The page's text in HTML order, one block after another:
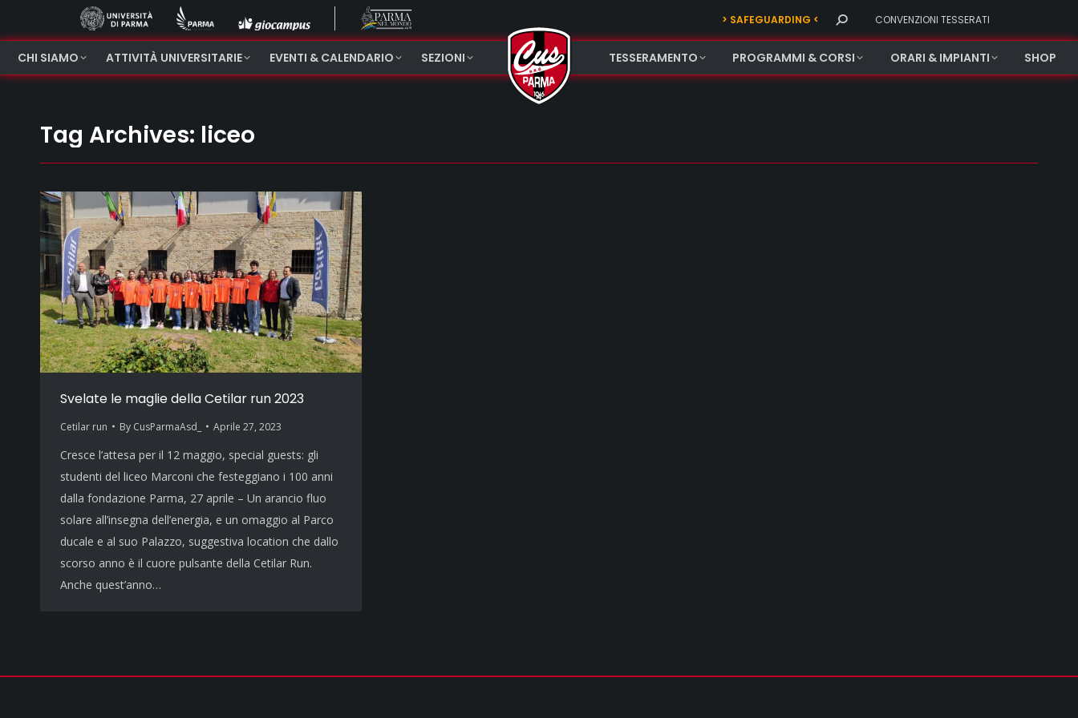
> SAFEGUARDING < Search: CONVENZIONI TESSERATI
CHI SIAMO ATTIVITÀ UNIVERSITARIE EVENTI & CALENDARIO SEZIONI TESSERAMENTO PROGRAMMI & CORSI ORARI & IMPIANTI SHOP
Tag Archives: liceo
Svelate le maglie della Cetilar run 2023
Cetilar run By CusParmaAsd_ Aprile 27, 2023
Cresce l’attesa per il 12 maggio, special guests: gli
studenti del liceo Marconi che festeggiano i 100 anni
dalla fondazione Parma, 27 aprile – Un arancio fluo
solare all’insegna dell’energia, e un omaggio al Parco
ducale e al suo Palazzo, suggestiva location che dallo
scorso anno è il cuore pulsante della Cetilar Run.
Anche quest’anno…